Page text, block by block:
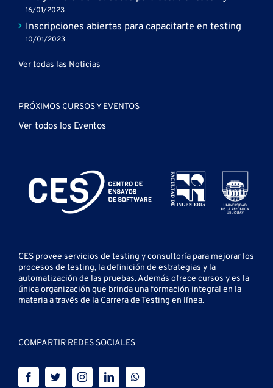
16/01/2023
Inscripciones abiertas para capacitarte en testing
10/01/2023
Ver todas las Noticias
PRÓXIMOS CURSOS Y EVENTOS
Ver todos los Eventos
CES provee servicios de testing yconsultoría para mejorar los
procesos de testing, la definición de estrategias y la
automatización de las pruebas.Además ofrece cursos y es la
única organización que brinda una formación integral en la
materia a través de la Carrera de Testing en línea.
COMPARTIR REDES SOCIALES